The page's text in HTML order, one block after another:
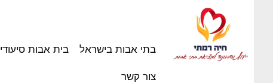
בתי אבות בישראל בית אבות סיעודי
צור קשר